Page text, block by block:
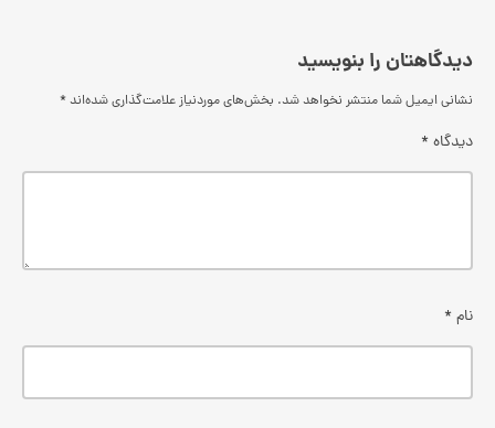
دیدگاهتان را بنویسید
نشانی ایمیل شما منتشر نخواهد شد. بخش‌های موردنیاز علامت‌گذاری شده‌اند*
دیدگاه*
نام*